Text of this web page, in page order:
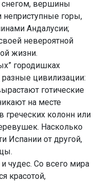
снегом, вершины
горы,
Андалусии;
невероятной
жизни.
городишках
цивилизации:
готические
на месте
греческих колонн или
Насколько
Испании от другой,
чудес. Со всего мира
красотой,